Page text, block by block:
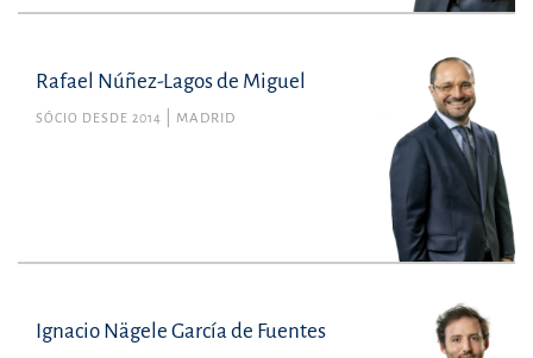
Rafael Núñez-Lagos de Miguel
SÓCIO DESDE 2014 MADRID
Ignacio Nägele García de Fuentes